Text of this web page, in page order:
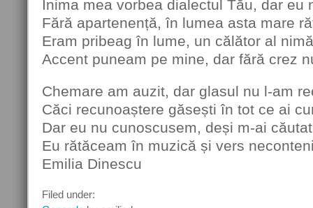
Inima mea vorbea dialectul Tău, dar eu
Fără apartenență, în lumea asta mare
Eram pribeag în lume, un călător al
Accent puneam pe mine, dar fără crez
Chemare am auzit, dar glasul nu l-am
Căci recunoaștere găsești în tot ce ai
Dar eu nu cunoscusem, deși m-ai
Eu rătăceam în muzică și vers
Emilia Dinescu
Filed under: